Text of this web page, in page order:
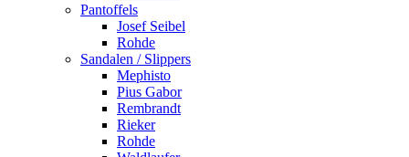
Pantoffels
Josef Seibel
Rohde
Sandalen / Slippers
Mephisto
Pius Gabor
Rembrandt
Rieker
Rohde